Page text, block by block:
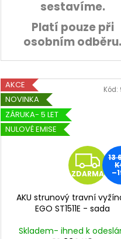
sestavíme.
Platí pouze při
osobním odběru.
AKCE
NOVINKA
ZÁRUKA- 5 LET
NULOVÉ EMISE
Z
D
A
ZDARMA
13
AKU strunový travní
EGO ST1511E - sada
Skladem- ihned k
Kód: